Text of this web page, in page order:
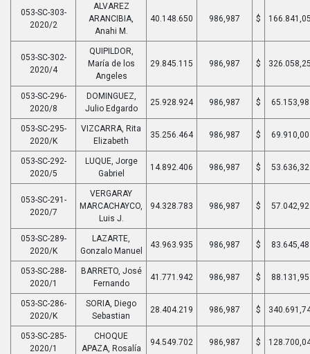
053-SC-303-
2020/2
ALVAREZ
ARANCIBIA,
Anahi M.
40.148.650 986,987 $
053-SC-302-
2020/4
QUIPILDOR,
María de los
Angeles
29.845.115 986,987 $
053-SC-296-
2020/8
DOMINGUEZ,
Julio Edgardo
25.928.924 986,987 $ 65.153,98
053-SC-295-
2020/K
VIZCARRA, Rita
Elizabeth
35.256.464 986,987 $ 69.910,00
053-SC-292-
2020/5
LUQUE, Jorge
Gabriel
14.892.406 986,987 $ 53.636,32
053-SC-291-
2020/7
VERGARAY
MARCACHAYCO,
Luis J.
94.328.783 986,987 $ 57.042,92
053-SC-289-
2020/K
LAZARTE,
Gonzalo Manuel
43.963.935 986,987 $ 83.645,48
053-SC-288-
2020/1
BARRETO, José
Fernando
41.771.942 986,987 $ 88.131,95
053-SC-286-
2020/K
SORIA, Diego
Sebastian
28.404.219 986,987 $
053-SC-285-
2020/1
CHOQUE
APAZA, Rosalía
94.549.702 986,987 $